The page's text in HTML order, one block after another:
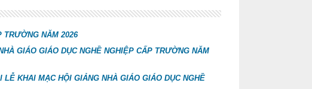
TRƯỜNG NĂM 2026
GIÁO GIÁO DỤC NGHỀ NGHIỆP CẤP TRƯỜNG NĂM
KHAI MẠC HỘI GIẢNG NHÀ GIÁO GIÁO DỤC NGHỀ